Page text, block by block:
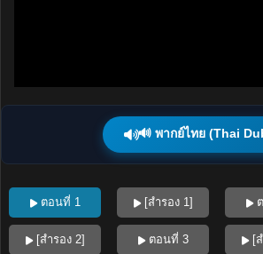
🔊 พากย์ไทย (Thai
ตอนที่ 1 [สำรอง 1] ต
[สำรอง 2] ตอนที่ 3 [ส